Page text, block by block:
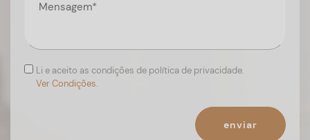
Li e aceito as condições de política de privacidade.
Ver Condições.
enviar